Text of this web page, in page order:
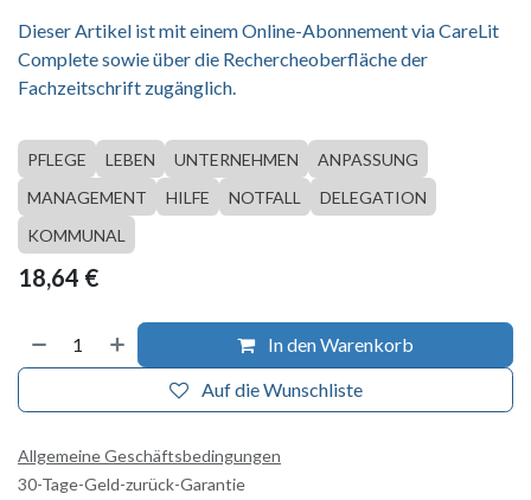
Dieser Artikel ist mit einem Online-Abonnement via CareLit
Complete sowie über die Rechercheoberfläche der
Fachzeitschrift zugänglich.
PFLEGE LEBEN UNTERNEHMEN
ANPASSUNG
MANAGEMENT
HILFE NOTFALL
DELEGATION
KOMMUNAL
18,64 €
In den Warenkorb
Auf die Wunschliste
Allgemeine Geschäftsbedingungen
30-Tage-Geld-zurück-Garantie